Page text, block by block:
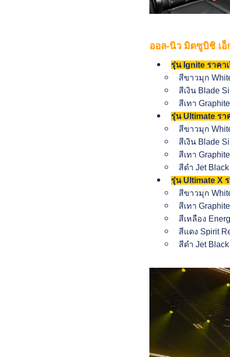
ออล-นิว มิตซูบิชิ เ
รุ่น Ignite ราคา
สีขาวมุก
สีเงิน Blade
สีเทา
รุ่น Ultimate รา
สีขาวมุก
สีเงิน Blade
สีเทา
สีดำ Jet
รุ่น Ultimate X
สีขาวมุก
สีเทา
สีเหลือง
สีแดง Spirit
สีดำ Jet